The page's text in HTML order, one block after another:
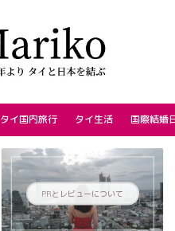
タイ国内旅行 タイ生活 国際結婚
PRとレビューについて